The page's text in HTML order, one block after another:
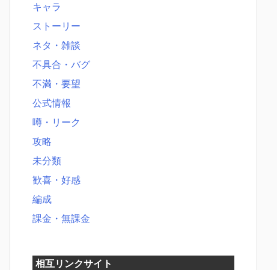
キャラ
ストーリー
ネタ・雑談
不具合・バグ
不満・要望
公式情報
噂・リーク
攻略
未分類
歓喜・好感
編成
課金・無課金
相互リンクサイト